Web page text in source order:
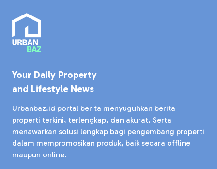
Your Daily Property
and Lifestyle News
Urbanbaz.id portal berita menyuguhkan berita
properti terkini, terlengkap, dan akurat. Serta
menawarkan solusi lengkap bagi pengembang properti
dalam mempromosikan produk, baik secara offline
maupun online.